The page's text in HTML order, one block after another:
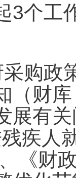
3个工
购政
（财
展有
疾人
《财